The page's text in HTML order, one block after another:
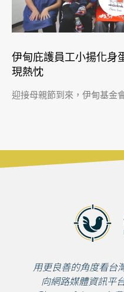
伊甸庇護員工小揚化身
現熱忱
迎接母親節到來，伊甸基金
用更良善的角度看台
向網路媒體資訊平